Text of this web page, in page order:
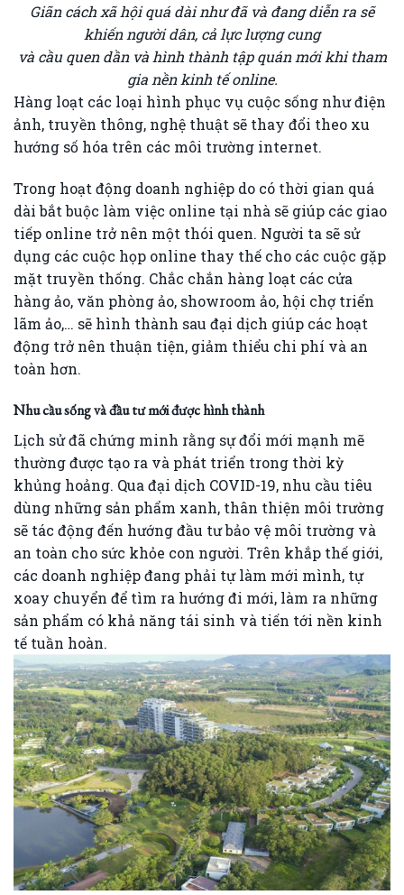
Giãn cách xã hội quá dài như đã và đang diễn ra sẽ
khiến người dân, cả lực lượng cung
và cầu quen dần và hình thành tập quán mới khi tham
gia nền kinh tế online.
Hàng loạt các loại hình phục vụ cuộc sống như điện
ảnh, truyền thông, nghệ thuật sẽ thay đổi theo xu
hướng số hóa trên các môi trường internet.
Trong hoạt động doanh nghiệp do có thời gian quá
dài bắt buộc làm việc online tại nhà sẽ giúp các giao
tiếp online trở nên một thói quen. Người ta sẽ sử
dụng các cuộc họp online thay thế cho các cuộc gặp
mặt truyền thống. Chắc chắn hàng loạt các cửa
hàng ảo, văn phòng ảo, showroom ảo, hội chợ triển
lãm ảo,… sẽ hình thành sau đại dịch giúp các hoạt
động trở nên thuận tiện, giảm thiểu chi phí và an
toàn hơn.
Nhu cầu sống và đầu tư mới được hình thành
Lịch sử đã chứng minh rằng sự đổi mới mạnh mẽ
thường được tạo ra và phát triển trong thời kỳ
khủng hoảng. Qua đại dịch COVID-19, nhu cầu tiêu
dùng những sản phẩm xanh, thân thiện môi trường
sẽ tác động đến hướng đầu tư bảo vệ môi trường và
an toàn cho sức khỏe con người. Trên khắp thế giới,
các doanh nghiệp đang phải tự làm mới mình, tự
xoay chuyển để tìm ra hướng đi mới, làm ra những
sản phẩm có khả năng tái sinh và tiến tới nền kinh
tế tuần hoàn.